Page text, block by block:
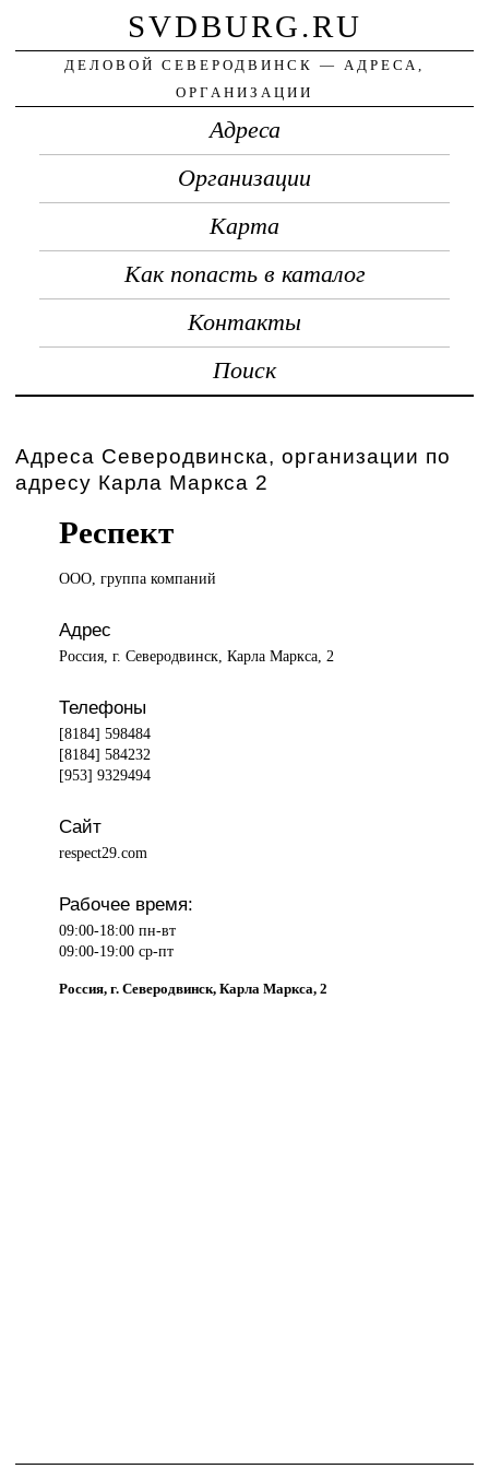
SVDBURG.RU
ДЕЛОВОЙ СЕВЕРОДВИНСК — АДРЕСА,
ОРГАНИЗАЦИИ
Адреса
Организации
Карта
Как попасть в каталог
Контакты
Поиск
Адреса Северодвинска, организации по
адресу Карла Маркса 2
Респект
ООО, группакомпаний
Адрес
Россия, г. Северодвинск, Карла Маркса, 2
Телефоны
[8184] 598484
[8184] 584232
[953] 9329494
Сайт
respect29.com
Рабочее время:
09:00-18:00 пн-вт
09:00-19:00 ср-пт
Россия, г. Северодвинск, Карла Маркса, 2